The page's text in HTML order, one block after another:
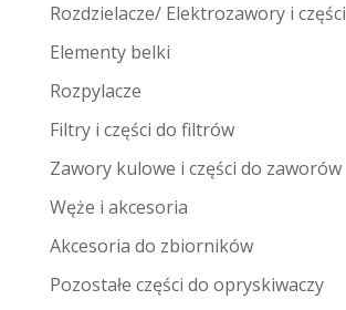
Rozdzielacze/ Elektrozawory i części
Elementy belki
Rozpylacze
Filtry i części do filtrów
Zawory kulowe i części do zaworów
Węże i akcesoria
Akcesoria do zbiorników
Pozostałe części do opryskiwaczy